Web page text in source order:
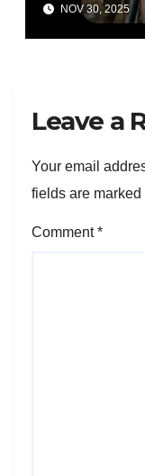
NOV 30, 2025
Leave a
Your email
fields are marked
Comment*